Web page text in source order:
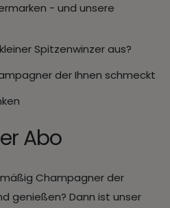
- und unsere
Spitzenwinzer aus?
der Ihnen schmeckt
Abo
Champagner der
genießen? Dann ist unser